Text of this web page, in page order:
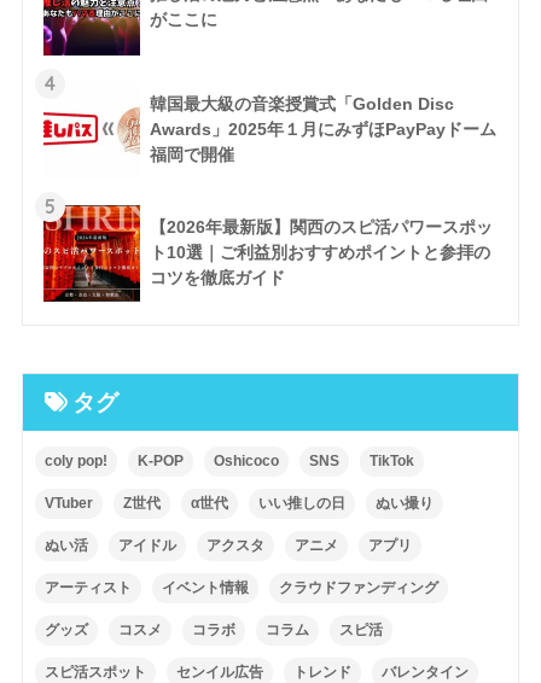
がここに
4
韓国最大級の音楽授賞式「Golden Disc
Awards」2025年１月にみずほPayPayドーム
福岡で開催
5
【2026年最新版】関西のスピ活パワースポッ
ト10選｜ご利益別おすすめポイントと参拝の
コツを徹底ガイド
タグ
coly pop! K-POP Oshicoco SNS TikTok
VTuber Z世代 α世代 いい推しの日 ぬい撮り
ぬい活 アイドル アクスタ アニメ アプリ
アーティスト イベント情報 クラウドファンディング
グッズ コスメ コラボ コラム スピ活
スピ活スポット センイル広告 トレンド バレンタイン